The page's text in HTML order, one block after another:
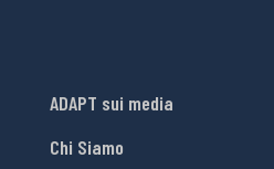
ADAPT sui media
Chi Siamo